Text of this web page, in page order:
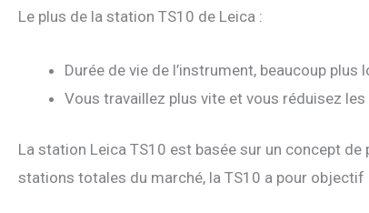
Le plus de la station TS10 de Leica :
Durée de vie de l’instrument, beaucoup plus
Vous travaillez plus vite et vous réduisez les
La station Leica TS10 est basée sur un concept de
stations totales du marché, la TS10 a pour objectif